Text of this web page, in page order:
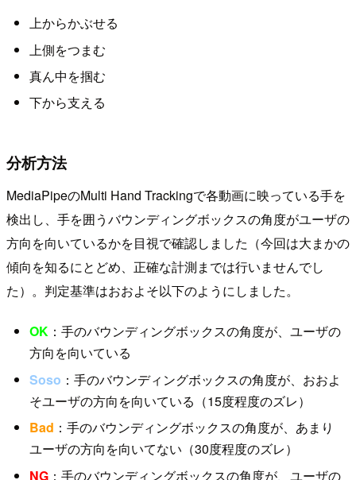
上からかぶせる
上側をつまむ
真ん中を掴む
下から支える
分析方法
MediaPipeのMulti Hand Trackingで各動画に映っている手を
検出し、手を囲うバウンディングボックスの角度がユーザの
方向を向いているかを目視で確認しました（今回は大まかの
傾向を知るにとどめ、正確な計測までは行いませんでし
た）。判定基準はおおよそ以下のようにしました。
OK：手のバウンディングボックスの角度が、ユーザの
方向を向いている
Soso ：手のバウンディングボックスの角度が、おおよ
そユーザの方向を向いている（15度程度のズレ）
Bad ：手のバウンディングボックスの角度が、あまり
ユーザの方向を向いてない（30度程度のズレ）
NG：手のバウンディングボックスの角度が、ユーザの